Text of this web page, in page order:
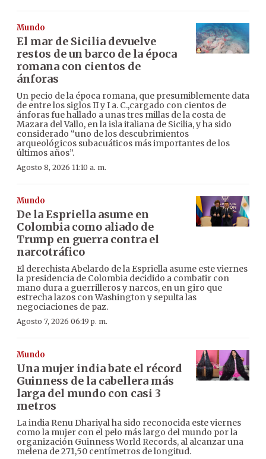
Mundo
El mar de Sicilia devuelve
restos de un barco de la época
romana con cientos de
ánforas
Un pecio de la época romana, que presumiblemente data
de entre los siglos II y I a. C.,cargado con cientos de
ánforas fue hallado a unas tres millas de la costa de
Mazara del Vallo, en la isla italiana de Sicilia, y ha sido
considerado “uno de los descubrimientos
arqueológicos subacuáticos más importantes de los
últimos años”.
Agosto 8, 2026 11:10 a. m.
Mundo
De la Espriella asume en
Colombia como aliado de
Trump en guerra contra el
narcotráfico
El derechista Abelardo de la Espriella asume este viernes
la presidencia de Colombia decidido a combatir con
mano dura a guerrilleros y narcos, en un giro que
estrecha lazos con Washington y sepulta las
negociaciones de paz.
Agosto 7, 2026 06:19 p. m.
Mundo
Una mujer india bate el récord
Guinness de la cabellera más
larga del mundo con casi 3
metros
La india Renu Dhariyal ha sido reconocida este viernes
como la mujer con el pelo más largo del mundo por la
organización Guinness World Records, al alcanzar una
melena de 271,50 centímetros de longitud.